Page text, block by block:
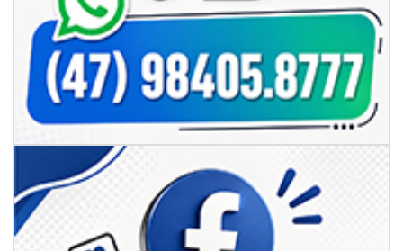
06/08/2026 | 18:28
Ciclone-bomba se forma sobre o oceano, mas Santa Catarina terá
impactos provocados pela frente fria e pelo vento Sul